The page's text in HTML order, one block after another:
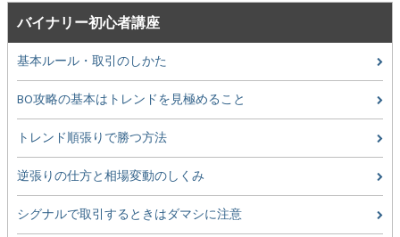
負けそうなときは損切り
攻略法まとめ
ローソク足チャート
移動平均線
トレンド順張り
MACD
バイナリー初心者講座
基本ルール・取引のしかた
BO攻略の基本はトレンドを見極めること
トレンド順張りで勝つ方法
逆張りの仕方と相場変動のしくみ
シグナルで取引するときはダマシに注意